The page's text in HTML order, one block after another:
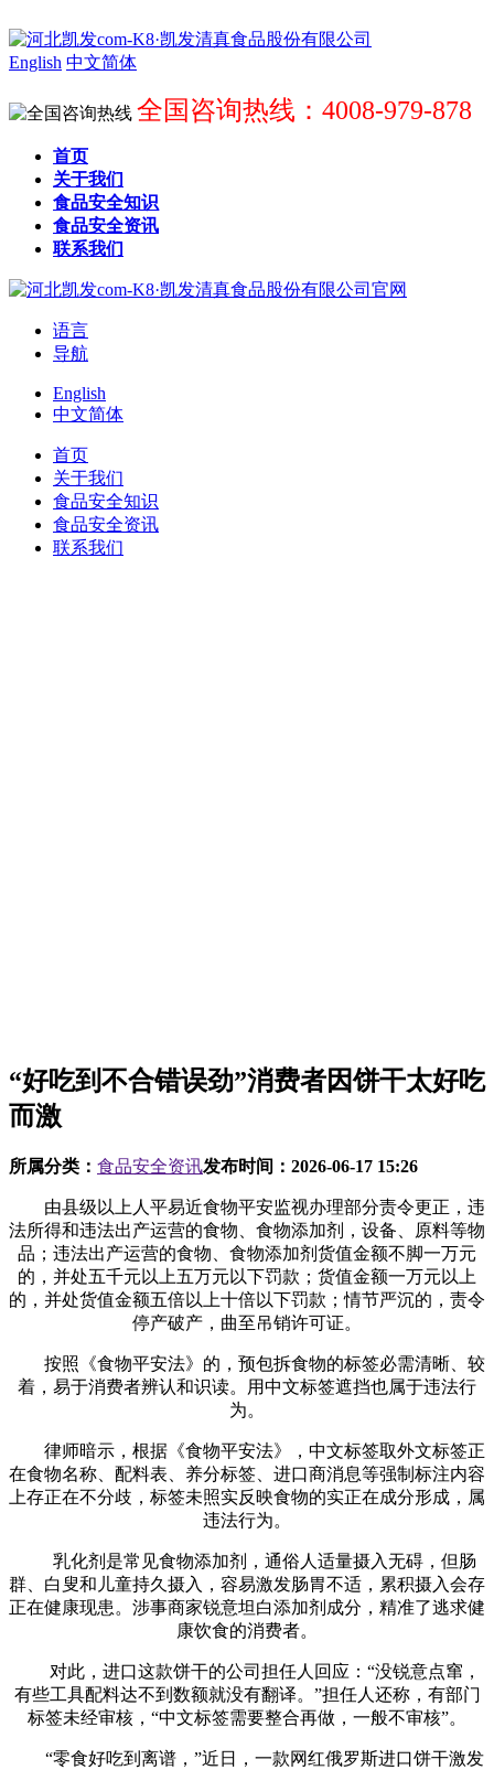
English 中文简体
全国咨询热线：4008-979-878
首页
关于我们
食品安全知识
食品安全资讯
联系我们
语言
导航
English
中文简体
首页
关于我们
食品安全知识
食品安全资讯
联系我们
“好吃到不合错误劲”消费者因饼干太好吃
而激
所属分类： 食品安全资讯发布时间： 2026-06-17 15:26
由县级以上人平易近食物平安监视办理部分责令更正，违
法所得和违法出产运营的食物、食物添加剂，设备、原料等物
品；违法出产运营的食物、食物添加剂货值金额不脚一万元
的，并处五千元以上五万元以下罚款；货值金额一万元以上
的，并处货值金额五倍以上十倍以下罚款；情节严沉的，责令
停产破产，曲至吊销许可证。
按照《食物平安法》的，预包拆食物的标签必需清晰、较
着，易于消费者辨认和识读。用中文标签遮挡也属于违法行
为。
律师暗示，根据《食物平安法》，中文标签取外文标签正
在食物名称、配料表、养分标签、进口商消息等强制标注内容
上存正在不分歧，标签未照实反映食物的实正在成分形成，属
违法行为。
乳化剂是常见食物添加剂，通俗人适量摄入无碍，但肠
群、白叟和儿童持久摄入，容易激发肠胃不适，累积摄入会存
正在健康现患。涉事商家锐意坦白添加剂成分，精准了逃求健
康饮食的消费者。
对此，进口这款饼干的公司担任人回应：“没锐意点窜，
有些工具配料达不到数额就没有翻译。”担任人还称，有部门
标签未经审核，“中文标签需要整合再做，一般不审核”。
“零食好吃到离谱，”近日，一款网红俄罗斯进口饼干激发